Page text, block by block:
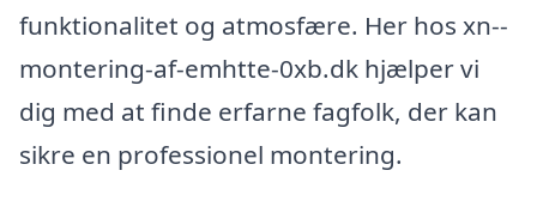
funktionalitet og atmosfære. Her hos xn--
montering-af-emhtte-0xb.dk hjælper vi
dig med at finde erfarne fagfolk, der kan
sikre en professionel montering.